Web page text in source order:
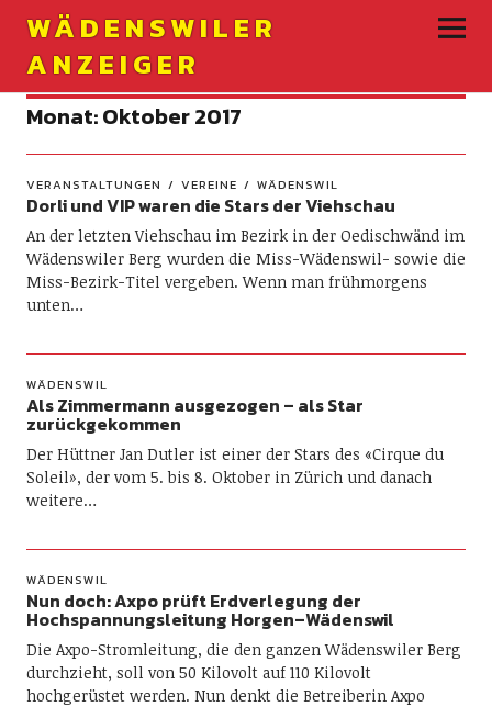
WÄDENSWILER
ANZEIGER
Monat:Oktober 2017
VERANSTALTUNGEN VEREINE WÄDENSWIL
Dorli und VIP waren die Stars der Viehschau
An der letzten Viehschau im Bezirk in der Oedischwänd im
Wädenswiler Berg wurden die Miss-Wädenswil- sowie die
Miss-Bezirk-Titel vergeben. Wenn man frühmorgens
unten…
WÄDENSWIL
Als Zimmermann ausgezogen – als Star
zurückgekommen
Der Hüttner Jan Dutler ist einer der Stars des «Cirque du
Soleil», der vom 5. bis 8. Oktober in Zürich und danach
weitere…
WÄDENSWIL
Nun doch: Axpo prüft Erdverlegung der
Hochspannungsleitung Horgen–Wädenswil
Die Axpo-Stromleitung, die den ganzen Wädenswiler Berg
durchzieht, soll von 50 Kilovolt auf 110 Kilovolt
hochgerüstet werden. Nun denkt die Betreiberin Axpo